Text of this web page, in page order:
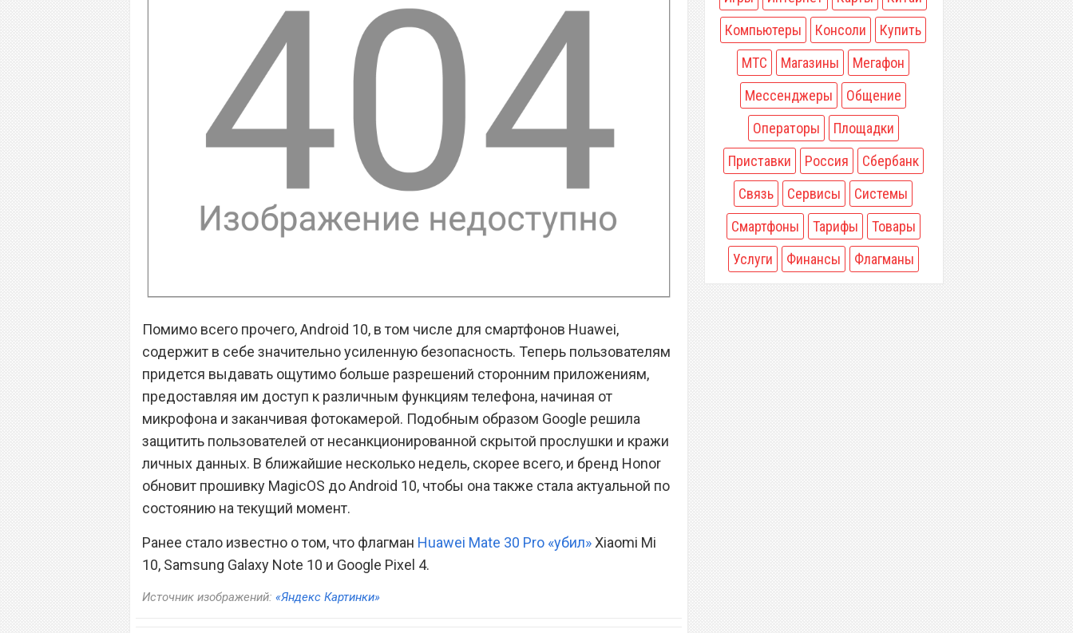
Помимо всего прочего, Android 10, в том числе для смартфонов Huawei,
содержит в себе значительно усиленную безопасность. Теперь пользователям
придется выдавать ощутимо больше разрешений сторонним приложениям,
предоставляя им доступ к различным функциям телефона, начиная от
микрофона и заканчивая фотокамерой. Подобным образом Google решила
защитить пользователей от несанкционированной скрытой прослушки и кражи
личных данных. В ближайшие несколько недель, скорее всего, и бренд Honor
обновит прошивку MagicOS до Android 10, чтобы она также стала актуальной по
состоянию на текущий момент.
Ранее стало известно о том, что флагман Huawei Mate 30 Pro «убил»Xiaomi Mi
10, Samsung Galaxy Note 10 и Google Pixel 4.
Источник изображений: «Яндекс Картинки»
Компьютеры
Консоли
Купить
МТС
Магазины
Мегафон
Мессенджеры
Общение
Операторы
Площадки
Приставки
Россия
Сбербанк
Связь
Сервисы
Системы
Смартфоны
Тарифы
Товары
Услуги
Финансы Флагманы